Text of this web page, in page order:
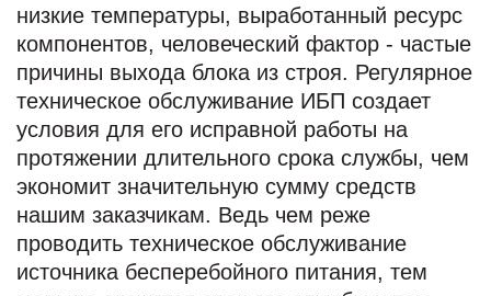
низкие температуры, выработанный ресурс
компонентов, человеческий фактор - частые
причины выхода блока из строя. Регулярное
техническое обслуживание ИБП создает
условия для его исправной работы на
протяжении длительного срока службы, чем
экономит значительную сумму средств
нашим заказчикам. Ведь чем реже
проводить техническое обслуживание
источника бесперебойного питания, тем